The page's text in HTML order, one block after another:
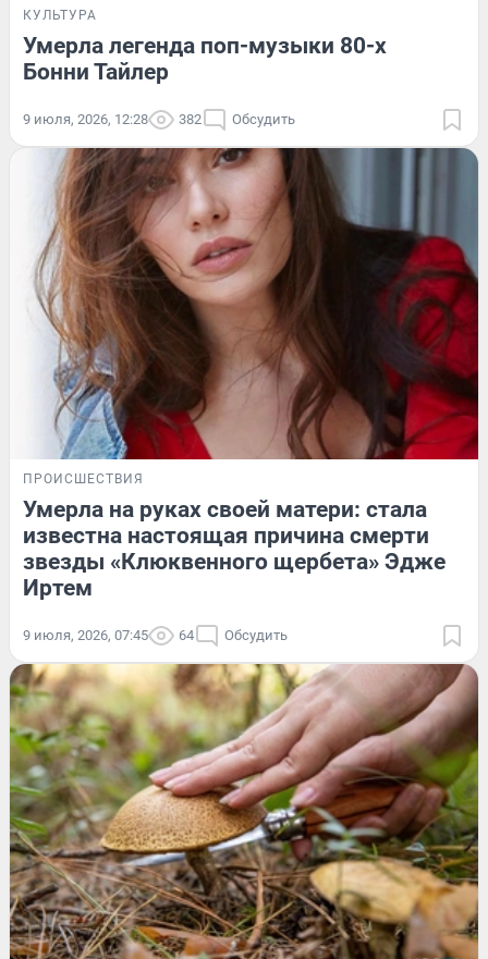
КУЛЬТУРА
Умерла легенда поп-музыки 80-х
Бонни Тайлер
9 июля, 2026, 12:28 382 Обсудить
ПРОИСШЕСТВИЯ
Умерла на руках своей матери: стала
известна настоящая причина смерти
звезды «Клюквенного щербета» Эдже
Иртем
9 июля, 2026, 07:45 64 Обсудить